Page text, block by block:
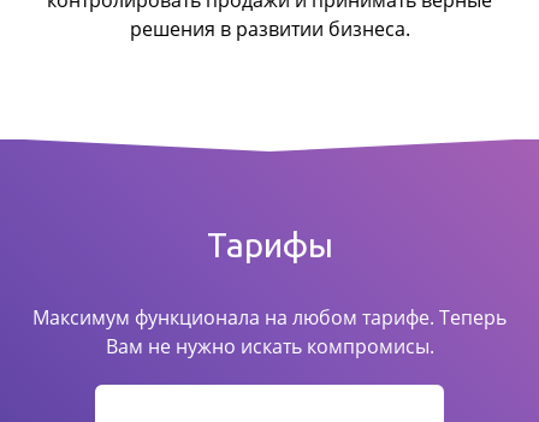
решения в развитии бизнеса.
Тарифы
Максимум функционала на любом тарифе. Теперь
Вам не нужно искать компромисы.